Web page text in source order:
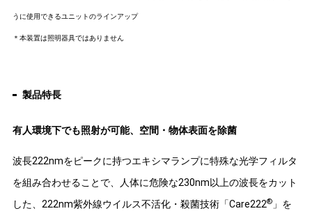
うに使用できるユニットのラインアップ
＊本装置は照明器具ではありません
製品特長
有人環境下でも照射が可能、空間・物体表面を除菌
波長222nmをピークに持つエキシマランプに特殊な光学フィルタ
を組み合わせることで、人体に危険な230nm以上の波長をカット
した、222nm紫外線ウイルス不活化・殺菌技術「Care222®」を